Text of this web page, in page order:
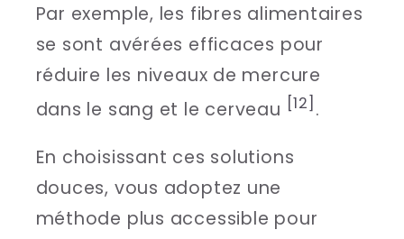
Par exemple, les fibres alimentaires
se sont avérées efficaces pour
réduire les niveaux de mercure
dans le sang et le cerveau [12] .
En choisissant ces solutions
douces, vous adoptez une
méthode plus accessible pour